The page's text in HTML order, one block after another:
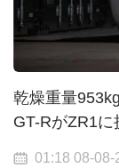
乾燥重量
GT-RがZR1に
01:18 08-08-